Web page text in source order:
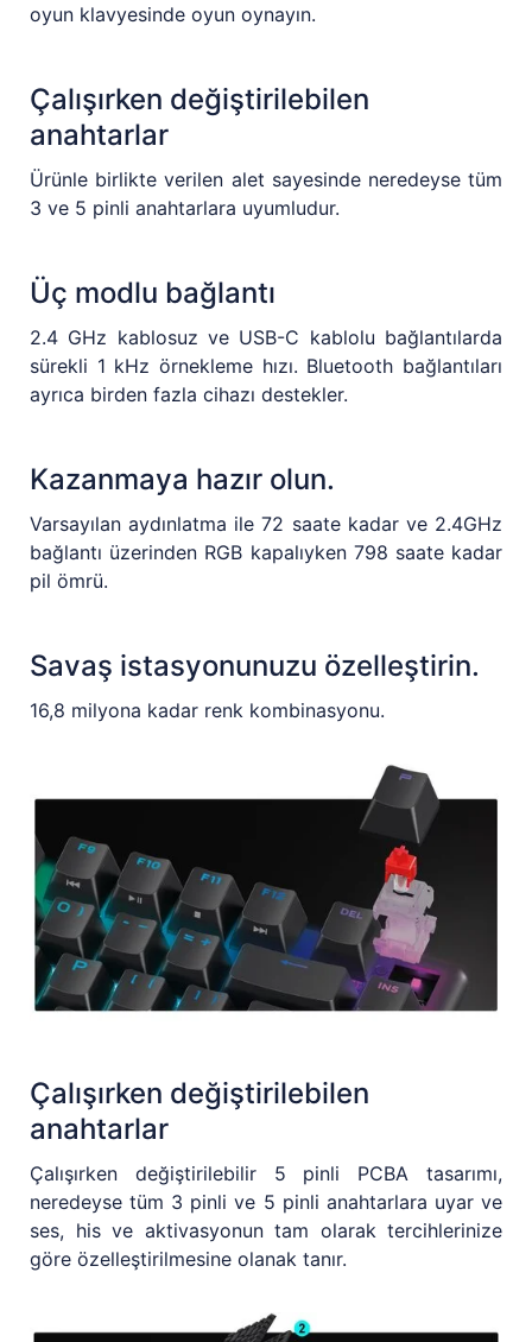
oyun klavyesinde oyun oynayın.
Çalışırken değiştirilebilen
anahtarlar
Ürünle birlikte verilen alet sayesinde neredeyse tüm
3 ve 5 pinli anahtarlara uyumludur.
Üç modlu bağlantı
2.4 GHz kablosuz ve USB-C kablolu bağlantılarda
sürekli 1 kHz örnekleme hızı. Bluetooth bağlantıları
ayrıca birden fazla cihazı destekler.
Kazanmaya hazır olun.
Varsayılan aydınlatma ile 72 saate kadar ve 2.4GHz
bağlantı üzerinden RGB kapalıyken 798 saate kadar
pil ömrü.
Savaş istasyonunuzu özelleştirin.
16,8 milyona kadar renk kombinasyonu.
Çalışırken değiştirilebilen
anahtarlar
Çalışırken değiştirilebilir 5 pinli PCBA tasarımı,
neredeyse tüm 3 pinli ve 5 pinli anahtarlara uyar ve
ses, his ve aktivasyonun tam olarak tercihlerinize
göre özelleştirilmesine olanak tanır.